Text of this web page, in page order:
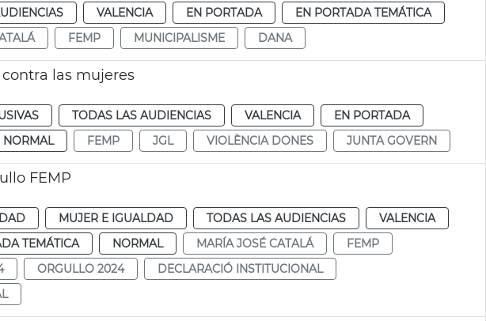
VALENCIA EN PORTADA
EN PORTADA TEMÁTICA
FEMP MUNICIPALISME DANA
las mujeres
TODAS LAS AUDIENCIAS VALENCIA
EN PORTADA
NORMAL FEMP JGL VIOLÈNCIA DONES JUNTA GOVERN
FEMP
MUJER E IGUALDAD TODAS LAS AUDIENCIAS
VALENCIA
TEMÁTICA NORMAL MARÍA JOSÉ CATALÁ
FEMP
ORGULLO 2024
DECLARACIÓ INSTITUCIONAL